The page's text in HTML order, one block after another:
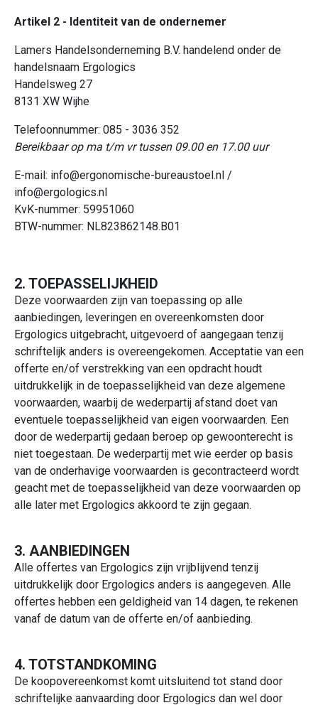
Artikel 2 - Identiteit van de ondernemer
Lamers Handelsonderneming B.V. handelend onder de
handelsnaam Ergologics
Handelsweg 27
8131 XW Wijhe
Telefoonnummer: 085 - 3036 352
Bereikbaar op ma t/m vr tussen 09.00 en 17.00 uur
E-mail: info@ergonomische-bureaustoel.nl /
info@ergologics.nl
KvK-nummer: 59951060
BTW-nummer: NL823862148.B01
2. TOEPASSELIJKHEID
Deze voorwaarden zijn van toepassing op alle
aanbiedingen, leveringen en overeenkomsten door
Ergologics uitgebracht, uitgevoerd of aangegaan tenzij
schriftelijk anders is overeengekomen. Acceptatie van een
offerte en/of verstrekking van een opdracht houdt
uitdrukkelijk in de toepasselijkheid van deze algemene
voorwaarden, waarbij de wederpartij afstand doet van
eventuele toepasselijkheid van eigen voorwaarden. Een
door de wederpartij gedaan beroep op gewoonterecht is
niet toegestaan. De wederpartij met wie eerder op basis
van de onderhavige voorwaarden is gecontracteerd wordt
geacht met de toepasselijkheid van deze voorwaarden op
alle later met Ergologics akkoord te zijn gegaan.
3. AANBIEDINGEN
Alle offertes van Ergologics zijn vrijblijvend tenzij
uitdrukkelijk door Ergologics anders is aangegeven. Alle
offertes hebben een geldigheid van 14 dagen, te rekenen
vanaf de datum van de offerte en/of aanbieding.
4. TOTSTANDKOMING
De koopovereenkomst komt uitsluitend tot stand door
schriftelijke aanvaarding door Ergologics dan wel door